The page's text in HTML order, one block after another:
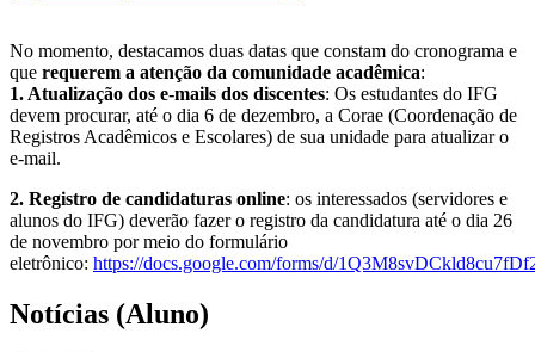
No momento, destacamos duas datas que constam do cronograma e
que requerem a atenção da comunidade acadêmica:
1. Atualização dos e-mails dos discentes: Os estudantes do IFG
devem procurar, até o dia 6 de dezembro, a Corae (Coordenação de
Registros Acadêmicos e Escolares) de sua unidade para atualizar o
e-mail.
2. Registro de candidaturas online: os interessados (servidores e
alunos do IFG) deverão fazer o registro da candidatura até o dia 26
de novembro por meio do formulário
eletrônico: https://docs.google.com/forms/d/
Notícias (Aluno)